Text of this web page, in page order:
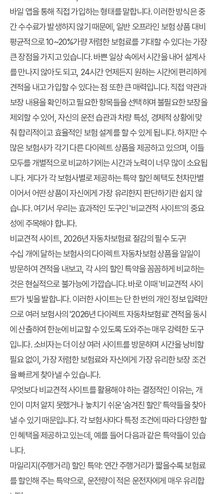
바일 앱을 통해 직접 가입하는 형태를 말합니다. 이러한 방식은 중
간 수수료가 발생하지 않기 때문에, 일반 오프라인 보험 상품 대비
평균적으로 10~20%가량 저렴한 보험료를 기대할 수 있다는 가장
큰 장점을 가지고 있습니다. 바쁜 일상 속에서 시간을 내어 설계사
를 만나지 않아도 되고, 24시간 언제든지 원하는 시간에 편리하게
견적을 내고 가입할 수 있다는 점 또한 큰 매력입니다. 직접 약관과
보장 내용을 확인하고 필요한 항목들을 선택하며 불필요한 보장을
제외할 수 있어, 자신의 운전 습관과 차량 특성, 경제적 상황에 맞
춰 합리적이고 효율적인 보험 설계를 할 수 있게 됩니다. 하지만 수
많은 보험사가 각기 다른 다이렉트 상품을 제공하고 있으며, 이들
모두를 개별적으로 비교하기에는 시간과 노력이 너무 많이 소요됩
니다. 게다가 각 보험사별로 제공하는 특약 할인 혜택도 천차만별
이어서 어떤 상품이 자신에게 가장 유리한지 판단하기란 쉽지 않
습니다. 여기서 우리는 효과적인 도구인 '비교견적 사이트'의 중요
성에 주목해야 합니다.
비교견적 사이트, 2026년 자동차보험료 절감의 필수 도구!
수십 개에 달하는 보험사의 다이렉트 자동차보험 상품을 일일이
방문하여 견적을 내보고, 각 사의 할인 특약을 꼼꼼하게 비교하는
것은 현실적으로 불가능에 가깝습니다. 바로 이때 '비교견적 사이
트'가 빛을 발합니다. 이러한 사이트는 단 한 번의 개인 정보 입력만
으로 여러 보험사의 '2026년 다이렉트 자동차보험료' 견적을 동시
에 산출하여 한눈에 비교할 수 있도록 도와주는 매우 강력한 도구
입니다. 소비자는 더 이상 여러 사이트를 방문하며 시간을 낭비할
필요 없이, 가장 저렴한 보험료와 자신에게 가장 유리한 보장 조건
을 빠르게 찾아낼 수 있습니다.
무엇보다 비교견적 사이트를 활용해야 하는 결정적인 이유는, 개
인이 미처 알지 못했거나 놓치기 쉬운 '숨겨진 할인' 특약들을 찾아
낼 수 있기 때문입니다. 각 보험사마다 특정 조건에 따라 다양한 할
인 혜택을 제공하고 있는데, 예를 들어 다음과 같은 특약들이 있습
니다.
마일리지(주행거리) 할인 특약: 연간 주행거리가 짧을수록 보험료
를 할인해 주는 특약으로, 운전량이 적은 운전자에게 매우 유리합